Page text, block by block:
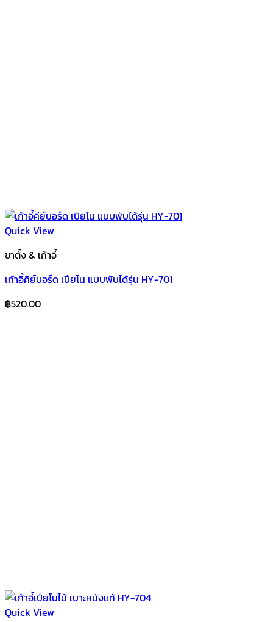
Quick View
ขาตั้ง & เก้าอี้
เก้าอี้คีย์บอร์ด เปียโน แบบพับได้รุ่น HY-701
฿520.00
Quick View